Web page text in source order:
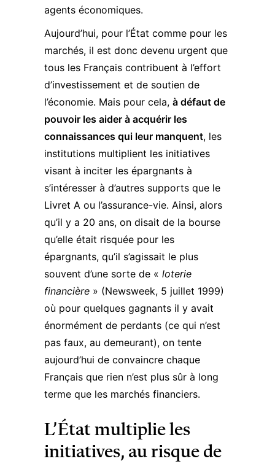
agents économiques.
Aujourd’hui, pour l’État comme pour les
marchés, il est donc devenu urgent que
tous les Français contribuent à l’effort
d’investissement et de soutien de
l’économie. Mais pour cela, à défaut de
pouvoir les aider à acquérir les
connaissances qui leur manquent, les
institutions multiplient les initiatives
visant à inciter les épargnants à
s’intéresser à d’autres supports que le
Livret A ou l’assurance-vie. Ainsi, alors
qu’il y a 20 ans, on disait de la bourse
qu’elle était risquée pour les
épargnants, qu’il s’agissait le plus
souvent d’une sorte de « loterie
financière » (Newsweek, 5 juillet 1999)
où pour quelques gagnants il y avait
énormément de perdants (ce qui n’est
pas faux, au demeurant), on tente
aujourd’hui de convaincre chaque
Français que rien n’est plus sûr à long
terme que les marchés financiers.
L’État multiplie les
initiatives, au risque de